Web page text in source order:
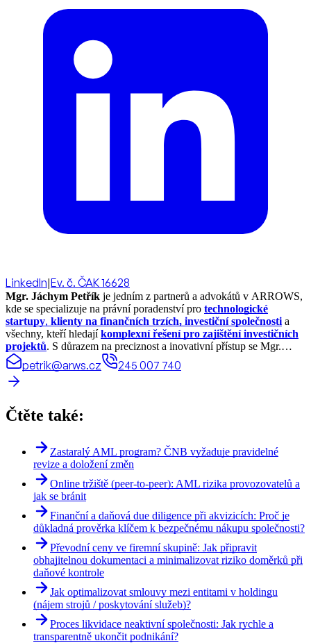
LinkedIn|Ev. č. ČAK 16628
Mgr. Jáchym Petřík je jedním z partnerů a advokátů v ARROWS,
kde se specializuje na právní poradenství pro technologické
startupy, klienty na finančních trzích, investiční společnosti a
všechny, kteří hledajíkomplexní řešení pro zajištění investičních
projektů. S důrazem na preciznost a inovativní přístup se Mgr.
Petřík zaměřuje nejen na právní aspekt, ale i na zajištění optimálních
podmínek pro financování, což je klíčové pro úspěch každého
projektu.
petrik@arws.cz 245 007 740
Čtěte také:
Zastaralý AML program? ČNB vyžaduje pravidelné
revize a doložení změn
Online tržiště (peer-to-peer): AML rizika provozovatelů a
jak se bránit
Finanční a daňová due diligence při akvizicích: Proč je
důkladná prověrka klíčem k bezpečnému nákupu společnosti?
Převodní ceny ve firemní skupině: Jak připravit
obhajitelnou dokumentaci a minimalizovat riziko doměrků při
daňové kontrole
Jak optimalizovat smlouvy mezi entitami v holdingu
(nájem strojů / poskytování služeb)?
Proces likvidace neaktivní společnosti: Jak rychle a
transparentně ukončit podnikání?